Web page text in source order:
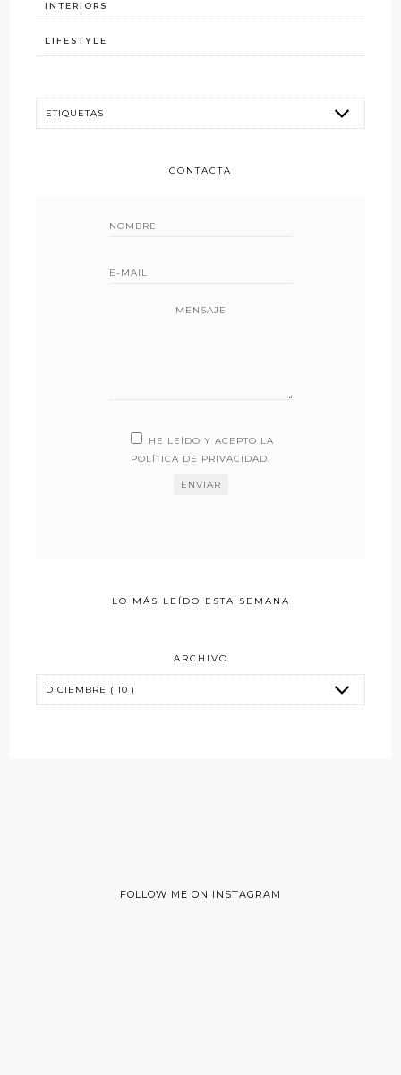
INTERIORS
LIFESTYLE
CONTACTA
MENSAJE
HE LEÍDO Y ACEPTO LA
POLÍTICA DE PRIVACIDAD.
LO MÁS LEÍDO ESTA SEMANA
ARCHIVO
FOLLOW ME ON INSTAGRAM